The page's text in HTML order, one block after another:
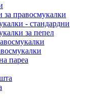
за правосмукалки
- стандардни
за пепел
пареа